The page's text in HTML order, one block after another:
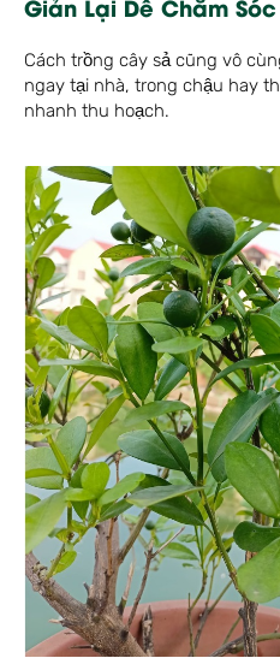
Cách trồng cây sả cũng vô
ngay tại nhà, trong chậu hay
nhanh thu hoạch.